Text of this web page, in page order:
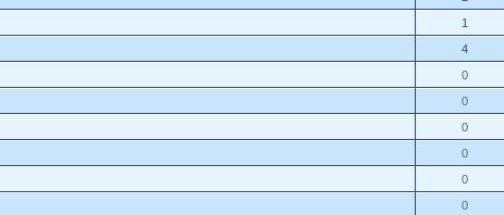
1
4
0
0
0
0
0
0